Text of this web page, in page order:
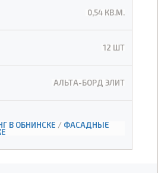
0,54 КВ.М.
12 ШТ
АЛЬТА-БОРД ЭЛИТ
В ОБНИНСКЕ / ФАСАДНЫЕ